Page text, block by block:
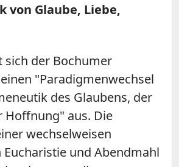
von Glaube, Liebe,
sich der Bochumer
"Paradigmenwechsel
des Glaubens, der
Hoffnung" aus. Die
wechselweisen
Eucharistie und Abendmahl